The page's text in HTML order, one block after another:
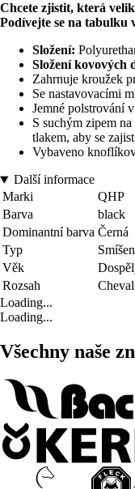
Chcete zjistit, která
Podívejte se na tabulku
Složení:
Složení kovových
Zahrnuje kroužek
Se nastavovacími
Jemné polstrování
S suchým zipem
tlakem, aby se
Vybaveno
Další informace
Marki
QHP
Barva
black
Dominantní barva Černá
Typ
Věk
Rozsah
Cheval
Loading...
Loading...
Všechny naše